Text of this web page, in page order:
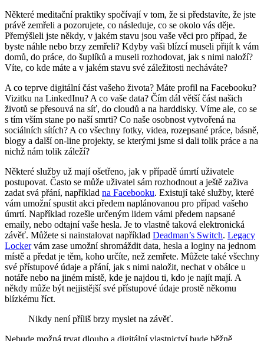
Některé meditační praktiky spočívají v tom, že si představíte, že jste
právě zemřeli a pozorujete, co následuje, co se okolo vás děje.
Přemýšleli jste někdy, v jakém stavu jsou vaše věci pro případ, že
byste náhle nebo brzy zemřeli? Kdyby vaši blízcí museli přijít k vám
domů, do práce, do šuplíků a museli rozhodovat, jak s nimi naloží?
Víte, co kde máte a v jakém stavu své záležitosti necháváte?
A co teprve digitální část vašeho života? Máte profil na Facebooku?
Vizitku na LinkedInu? A co vaše data? Čím dál větší část našich
životů se přesouvá na síť, do cloudů a na harddisky. Víme ale, co se
s tím vším stane po naší smrti? Co naše osobnost vytvořená na
sociálních sítích? A co všechny fotky, videa, rozepsané práce, básně,
blogy a další on-line projekty, se kterými jsme si dali tolik práce a na
nichž nám tolik záleží?
Některé služby už mají ošetřeno, jak v případě úmrtí uživatele
postupovat. Často se může uživatel sám rozhodnout a ještě zaživa
zadat svá přání, například na Facebooku. Existují také služby, které
vám umožní spustit akci předem naplánovanou pro případ vašeho
úmrtí. Například rozešle určeným lidem vámi předem napsané
emaily, nebo odtajní vaše hesla. Je to vlastně taková elektronická
závěť. Můžete si nainstalovat například Deadman’s Switch. Legacy
Lockervám zase umožní shromáždit data, hesla a loginy na jednom
místě a předat je těm, koho určíte, než zemřete. Můžete také všechny
své přístupové údaje a přání, jak s nimi naložit, nechat v obálce u
notáře nebo na jiném místě, kde je najdou ti, kdo je najít mají. A
někdy může být nejjistější své přístupové údaje prostě někomu
blízkému říct.
Nikdy není příliš brzy myslet na závěť.